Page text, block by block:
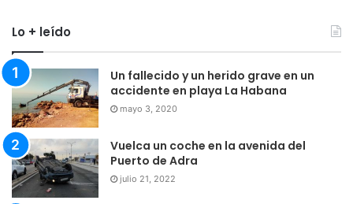
Lo + leído
Un fallecido y un herido grave en un
accidente en playa La Habana
mayo 3, 2020
Vuelca un coche en la avenida del
Puerto de Adra
julio 21, 2022